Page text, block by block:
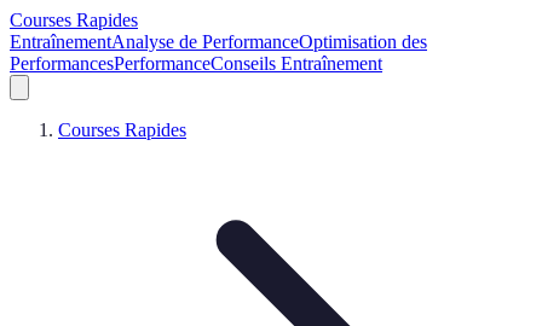
Courses Rapides
EntraînementAnalyse de PerformanceOptimisation des
PerformancesPerformanceConseils Entraînement
Courses Rapides